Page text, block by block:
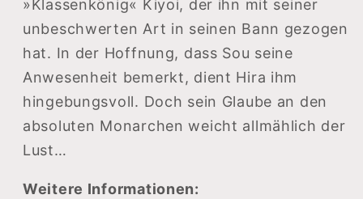
»Klassenkönig« Kiyoi, der ihn mit seiner
unbeschwerten Art in seinen Bann gezogen
hat. In der Hoffnung, dass Sou seine
Anwesenheit bemerkt, dient Hira ihm
hingebungsvoll. Doch sein Glaube an den
absoluten Monarchen weicht allmählich der
Lust…
Weitere Informationen: